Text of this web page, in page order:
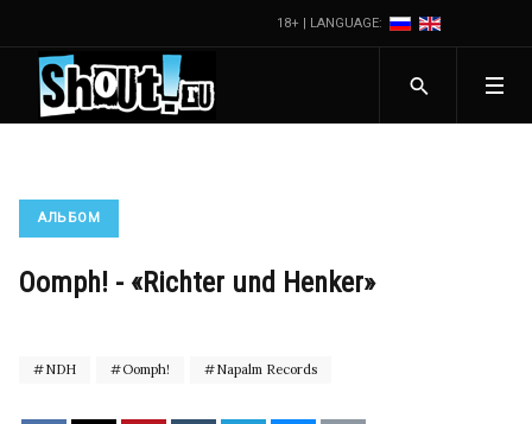
18+ | LANGUAGE:
АЛЬБОМ
Oomph! - «Richter und Henker»
NDH Oomph! Napalm Records